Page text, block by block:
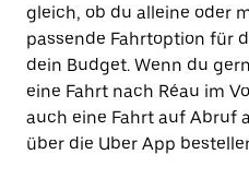
gleich, ob du alleine oder
passende Fahrtoption für
dein Budget. Wenn du
eine Fahrt nach Réau im
auch eine Fahrt auf Abruf
über die Uber App